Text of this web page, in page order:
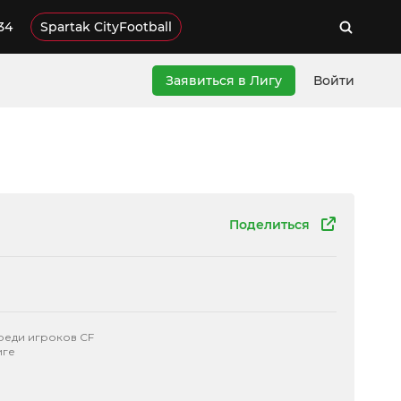
Spartak CityFootball
Заявиться в Лигу Войти
Поделиться
игроков CF